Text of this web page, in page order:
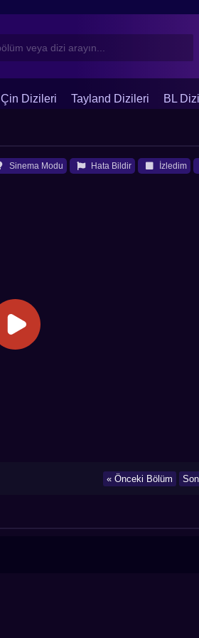
Çin Dizileri Tayland Dizileri BL
İzledim
Hata Bildir
Sinema Modu
« Önceki Bölüm